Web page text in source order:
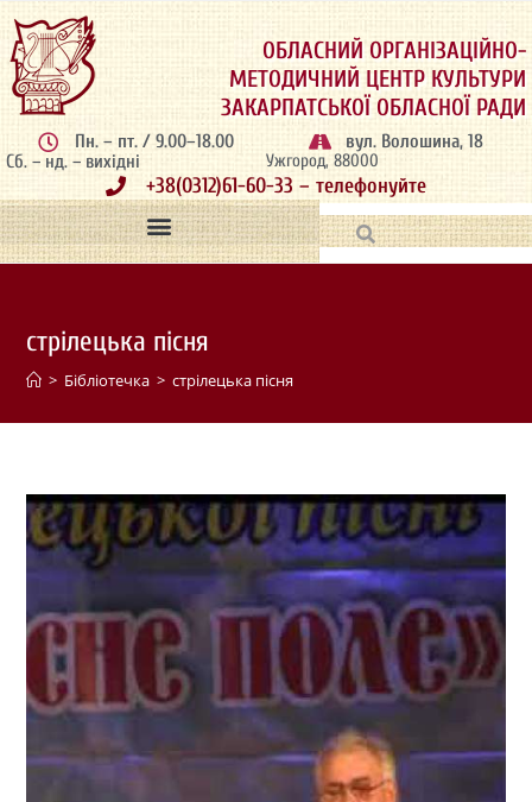
ОБЛАСНИЙ ОРГАНІЗАЦІЙНО-
МЕТОДИЧНИЙ ЦЕНТР КУЛЬТУРИ
ЗАКАРПАТСЬКОЇ ОБЛАСНОЇ РАДИ
Пн. – пт. / 9.00–18.00
Сб. – нд. – вихідні
вул. Волошина, 18
Ужгород, 88000
+38(0312)61-60-33 – телефонуйте
стрілецька пісня
> Бібліотечка > стрілецька пісня